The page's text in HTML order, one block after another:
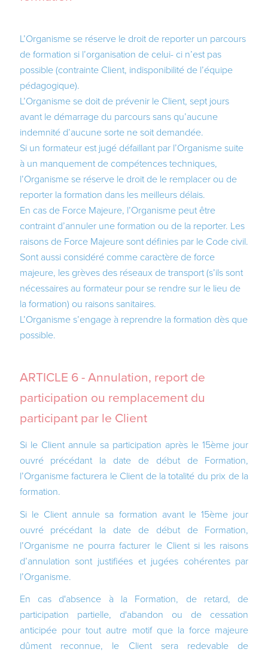
L’Organisme se réserve le droit de reporter un parcours
de formation si l’organisation de celui- ci n’est pas
possible (contrainte Client, indisponibilité de l’équipe
pédagogique).
L’Organisme se doit de prévenir le Client, sept jours
avant le démarrage du parcours sans qu’aucune
indemnité d’aucune sorte ne soit demandée.
Si un formateur est jugé défaillant par l’Organisme suite
à un manquement de compétences techniques,
l’Organisme se réserve le droit de le remplacer ou de
reporter la formation dans les meilleurs délais.
En cas de Force Majeure, l’Organisme peut être
contraint d’annuler une formation ou de la reporter. Les
raisons de Force Majeure sont définies par le Code civil.
Sont aussi considéré comme caractère de force
majeure, les grèves des réseaux de transport (s’ils sont
nécessaires au formateur pour se rendre sur le lieu de
la formation) ou raisons sanitaires.
L’Organisme s’engage à reprendre la formation dès que
possible.
ARTICLE 6 - Annulation, report de
participation ou remplacement du
participant par le Client
Si le Client annule sa participation après le 15ème jour
ouvré précédant la date de début de Formation,
l’Organisme facturera le Client de la totalité du prix de la
formation.
Si le Client annule sa formation avant le 15ème jour
ouvré précédant la date de début de Formation,
l’Organisme ne pourra facturer le Client si les raisons
d’annulation sont justifiées et jugées cohérentes par
l’Organisme.
En cas d'absence à la Formation, de retard, de
participation partielle, d'abandon ou de cessation
anticipée pour tout autre motif que la force majeure
dûment reconnue, le Client sera redevable de